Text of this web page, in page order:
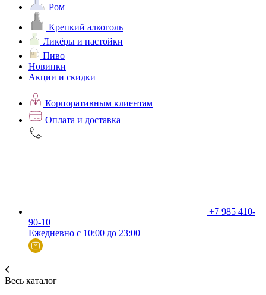
Ром
Крепкий алкоголь
Ликёры и настойки
Пиво
Новинки
Акции и скидки
Корпоративным клиентам
Оплата и доставка
+7 985 410-
90-10
Ежедневно с 10:00 до 23:00
Весь каталог